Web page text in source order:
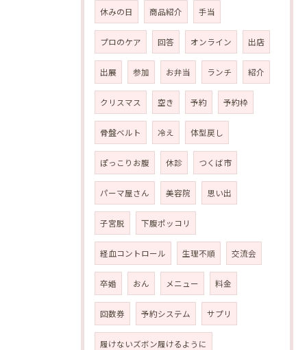
休みの日 商品紹介 手当
プロのケア 回答 オンライン 出店
出展 参加 お弁当 ランチ 紹介
クリスマス 空き 予約 予約枠
骨盤ベルト 冷え 体型戻し
ぽっこりお腹 休診 つくば市
パーマ屋さん 美容院 思い出
子宮脱 下腹ポッコリ
経血コントロール 生理不順 交流会
卒婚 おん メニュー 料金
回数券 予約システム サプリ
履けないズボン履けるように